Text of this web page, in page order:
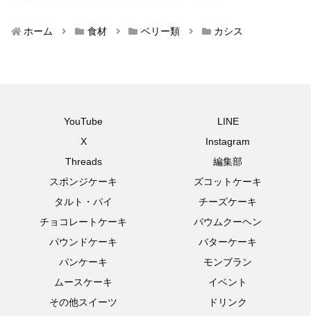
ホーム 食材 ベリー類 カシス
YouTube
LINE
X
Instagram
Threads
編集部
スポンジケーキ
ズコットケーキ
タルト・パイ
チーズケーキ
チョコレートケーキ
バウムクーヘン
パウンドケーキ
バターケーキ
パンケーキ
モンブラン
ムースケーキ
イベント
その他スイーツ
ドリンク